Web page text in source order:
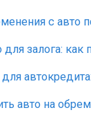
с авто
залога: как
авто на